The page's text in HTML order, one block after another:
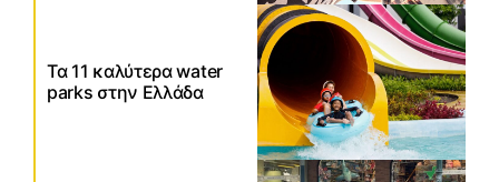
Τα 11 καλύτερα water
parks στην Ελλάδα